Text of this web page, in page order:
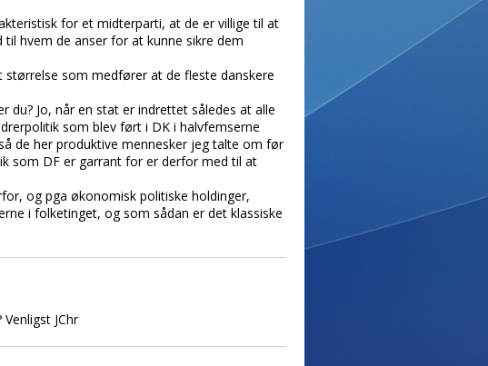
for et midterparti, at de er villige til at
hvem de anser for at kunne sikre dem
som medfører at de fleste danskere
du? Jo, når en stat er indrettet således at alle
som blev ført i DK i halvfemserne
de her produktive mennesker jeg talte om før
som DF er garrant for er derfor med til at
og pga økonomisk politiske holdinger,
i folketinget, og som sådan er det klassiske
JChr